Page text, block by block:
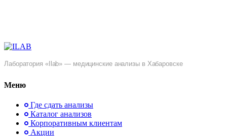
Лаборатория «Ilab» — медицинские анализы в Хабаровске
Меню
Где сдать анализы
Каталог анализов
Корпоративным клиентам
Акции